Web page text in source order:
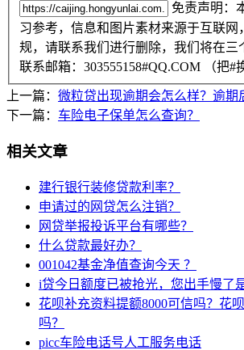
免责声明：
习参考，信息和图片素材来源于互联网
规，请联系我们进行删除，我们将在三
联系邮箱：303555158#QQ.COM （把#
上一篇： 微粒贷出现逾期会怎么样？逾期
下一篇： 车险电子保单怎么查询？
相关文章
建行银行装修贷款利率？
申请过的网贷怎么注销？
网贷举报投诉平台有哪些？
什么贷款最好办？
001042基金净值查询今天 ？
i贷今日额度已被抢光，您出手慢了
花呗补充资料提额8000可信吗？花
吗？
picc车险电话号人工服务电话